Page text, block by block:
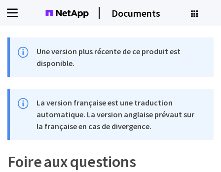
Documents
Une version plus récente de ce produit est
disponible.
La version française est une traduction
automatique. La version anglaise prévaut sur
la française en cas de divergence.
Foire aux questions